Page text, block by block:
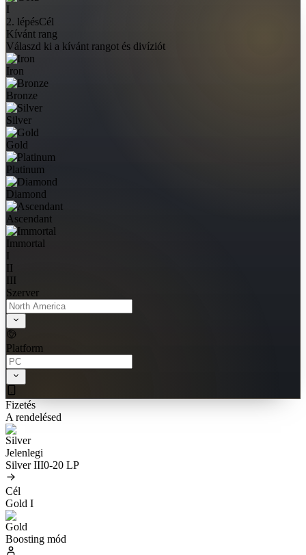
I
2. lépésCél
Kívánt rang
Válaszd ki a kívánt rangot és divíziót
Iron
Bronze
Silver
Gold
Platinum
Diamond
Ascendant
Immortal
I
II
III
Szerver
Platform
Fizetés
A rendelésed
Jelenlegi
Silver III0-20 LP
Cél
Gold I
Boosting mód